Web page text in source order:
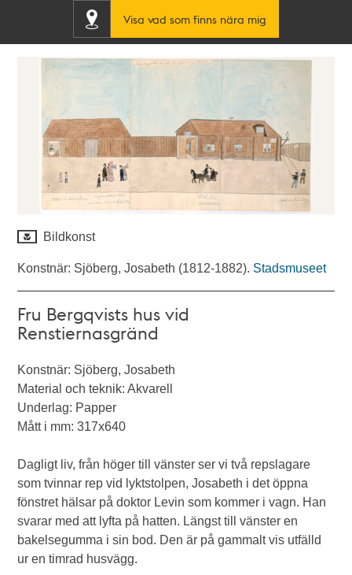
Visa vad som finns nära mig
Bildkonst
Konstnär: Sjöberg, Josabeth (1812-1882). Stadsmuseet
Fru Bergqvists hus vid
Renstiernasgränd
Konstnär: Sjöberg, Josabeth
Material och teknik: Akvarell
Underlag: Papper
Mått i mm: 317x640
Dagligt liv, från höger till vänster ser vi två repslagare
som tvinnar rep vid lyktstolpen, Josabeth i det öppna
fönstret hälsar på doktor Levin som kommer i vagn. Han
svarar med att lyfta på hatten. Längst till vänster en
bakelsegumma i sin bod. Den är på gammalt vis utfälld
ur en timrad husvägg.